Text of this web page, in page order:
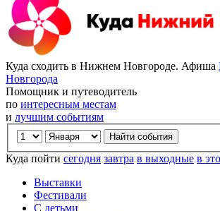
Куда сходить в Нижнем Новгороде. Афиша
Новгорода
Помощник и путеводитель
по интересным местам
и лучшим событиям
Куда пойти сегодня завтра в выходные в
Выставки
Фестивали
С детьми